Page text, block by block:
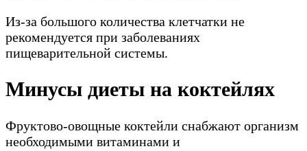
Из-за большого количества клетчатки не
рекомендуется при заболеваниях
пищеварительной системы.
Минусы диеты на коктейлях
Фруктово-овощные коктейли снабжают организм
необходимыми витаминами и